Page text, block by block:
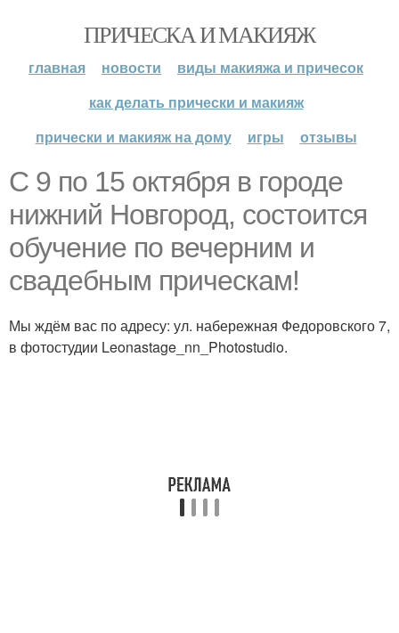
ПРИЧЕСКА И МАКИЯЖ
главная новости
виды макияжа и причесок
как делать прически и макияж
прически и макияж на дому
игры отзывы
С 9 по 15 октября в городе
нижний Новгород, состоится
обучение по вечерним и
свадебным прическам!
Мы ждём вас по адресу: ул. набережная Федоровского 7,
в фотостудии Leonastage_nn_Photostudio.